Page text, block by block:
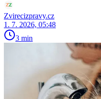
Zvirecizpravy.cz
1. 7. 2026, 05:48
3 min